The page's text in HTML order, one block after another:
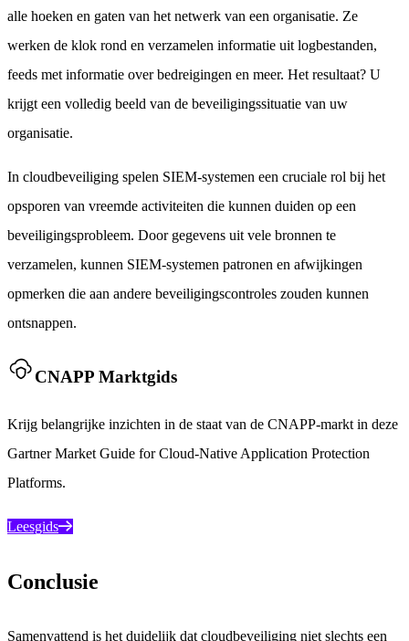
alle hoeken en gaten van het netwerk van een organisatie. Ze
werken de klok rond en verzamelen informatie uit logbestanden,
feeds met informatie over bedreigingen en meer. Het resultaat? U
krijgt een volledig beeld van de beveiligingssituatie van uw
organisatie.
In cloudbeveiliging spelen SIEM-systemen een cruciale rol bij het
opsporen van vreemde activiteiten die kunnen duiden op een
beveiligingsprobleem. Door gegevens uit vele bronnen te
verzamelen, kunnen SIEM-systemen patronen en afwijkingen
opmerken die aan andere beveiligingscontroles zouden kunnen
ontsnappen.
CNAPP Marktgids
Krijg belangrijke inzichten in de staat van de CNAPP-markt in deze
Gartner Market Guide for Cloud-Native Application Protection
Platforms.
Leesgids
Conclusie
Samenvattend is het duidelijk dat cloudbeveiliging niet slechts een